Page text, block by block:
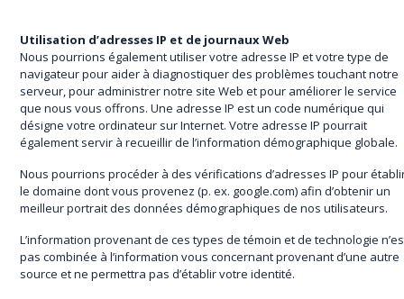
Utilisation d’adresses IP et de journaux Web
Nous pourrions également utiliser votre adresse IP et votre type de
navigateur pour aider à diagnostiquer des problèmes touchant notre
serveur, pour administrer notre site Web et pour améliorer le service
que nous vous offrons. Une adresse IP est un code numérique qui
désigne votre ordinateur sur Internet. Votre adresse IP pourrait
également servir à recueillir de l’information démographique globale.
Nous pourrions procéder à des vérifications d’adresses IP pour
le domaine dont vous provenez (p. ex. google.com) afin d’obtenir un
meilleur portrait des données démographiques de nos utilisateurs.
L’information provenant de ces types de témoin et de technologie
pas combinée à l’information vous concernant provenant d’une autre
source et ne permettra pas d’établir votre identité.